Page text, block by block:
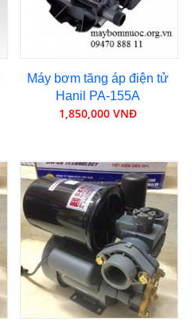
Máy bơm tăng áp điện tử
Hanil PA-155A
1,850,000 VNĐ